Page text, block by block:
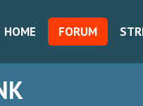
HOME FORUM